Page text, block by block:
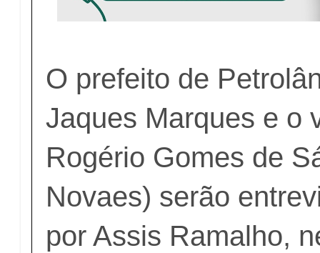
O prefeito de
Jaques Marques e o
Rogério Gomes de
Novaes) serão
por Assis Ramalho,